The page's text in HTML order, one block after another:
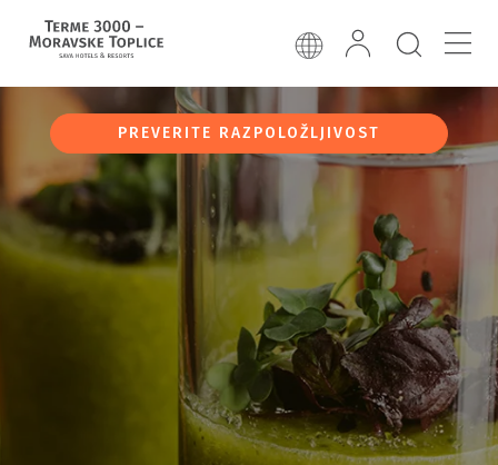
PREVERITE RAZPOLOŽLJIVOST